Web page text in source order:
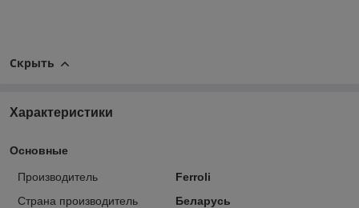
Скрыть
Характеристики
Основные
Производитель
Ferroli
Страна производитель
Беларусь